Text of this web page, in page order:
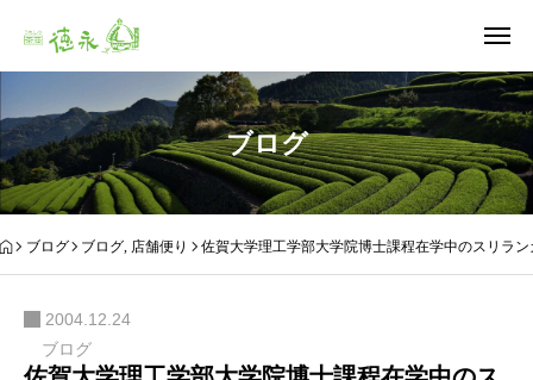
ブログ
ブログ ブログ, 店舗便り 佐賀大学理工学部大学院博士課程在学中のスリラ
2004.12.24
ブログ